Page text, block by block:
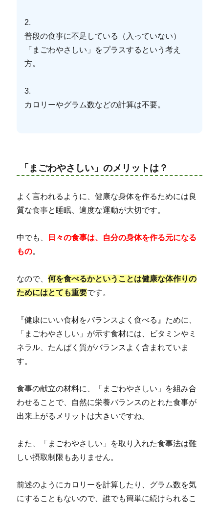
2.
普段の食事に不足している（入っていない）
「まごわやさしい」をプラスするという考え
方。
3.
カロリーやグラム数などの計算は不要。
「まごわやさしい」のメリットは？
よく言われるように、健康な身体を作るためには良
質な食事と睡眠、適度な運動が大切です。
中でも、
日々の食事は、自分の身体を作る元になる
もの。
なので、何を食べるかということは健康な体作りの
ためにはとても重要です。
『健康にいい食材をバランスよく食べる』ために、
「まごわやさしい」が示す食材には、ビタミンやミ
ネラル、たんぱく質がバランスよく含まれていま
す。
食事の献立の材料に、「まごわやさしい」を組み合
わせることで、自然に栄養バランスのとれた食事が
出来上がるメリットは大きいですね。
また、「まごわやさしい」を取り入れた食事法は難
しい摂取制限もありません。
前述のようにカロリーを計算したり、グラム数を気
にすることもないので、誰でも簡単に続けられるこ